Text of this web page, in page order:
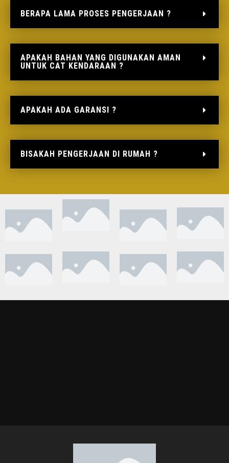
BERAPA LAMA PROSES PENGERJAAN ?
APAKAH BAHAN YANG DIGUNAKAN AMAN
UNTUK CAT KENDARAAN ?
APAKAH ADA GARANSI ?
BISAKAH PENGERJAAN DI RUMAH ?